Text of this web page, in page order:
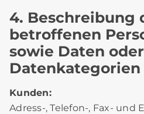
4. Beschreibung
betroffenen
sowie Daten oder
Datenkategorien
Kunden:
Adress-, Telefon-, Fax- und